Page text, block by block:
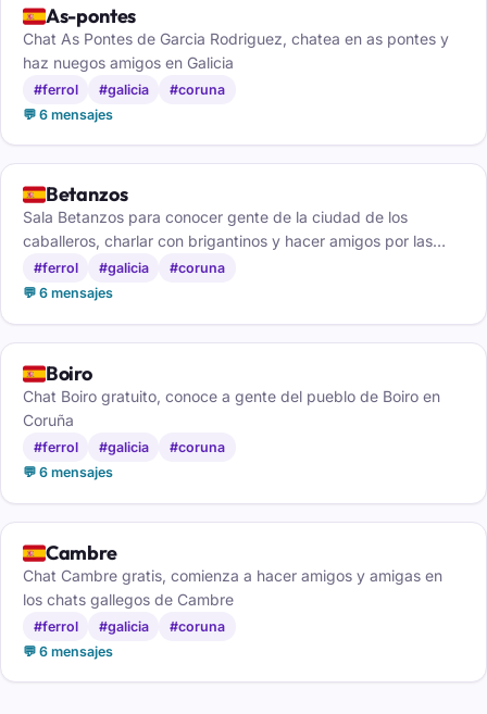
🇪🇸As-pontes
Chat As Pontes de Garcia Rodriguez, chatea en as pontes y
haz nuegos amigos en Galicia
#ferrol #galicia
#coruna
💬 6 mensajes
🇪🇸Betanzos
Sala Betanzos para conocer gente de la ciudad de los
caballeros, charlar con brigantinos y hacer amigos por las
Mariñas coruñesas.
#ferrol #galicia
#coruna
💬 6 mensajes
🇪🇸Boiro
Chat Boiro gratuito, conoce a gente del pueblo de Boiro en
Coruña
#ferrol #galicia
#coruna
💬 6 mensajes
🇪🇸Cambre
Chat Cambre gratis, comienza a hacer amigos y amigas en
los chats gallegos de Cambre
#ferrol #galicia
#coruna
💬 6 mensajes